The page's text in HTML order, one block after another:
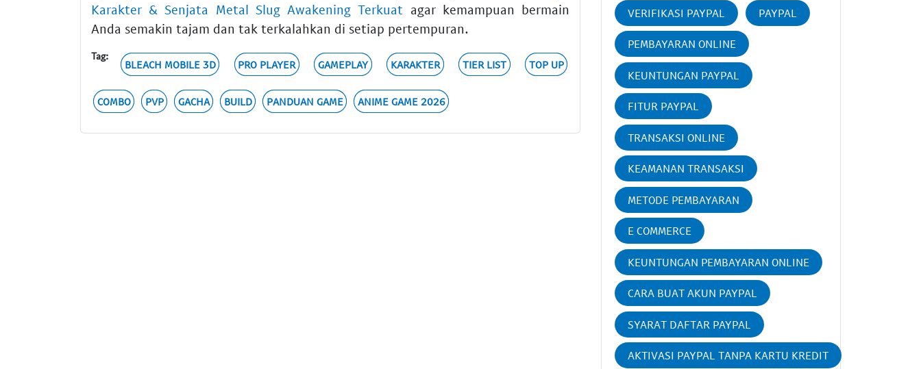
Karakter & Senjata Metal Slug Awakening Terkuat agar kemampuan bermain
Anda semakin tajam dan tak terkalahkan di setiap pertempuran.
Tag:
BLEACH MOBILE 3D PRO PLAYER GAMEPLAY KARAKTER TIER LIST TOP UP
COMBO PVP GACHA BUILD PANDUAN GAME ANIME GAME 2026
VERIFIKASI PAYPAL PAYPAL
PEMBAYARAN ONLINE
KEUNTUNGAN PAYPAL
FITUR PAYPAL
TRANSAKSI ONLINE
KEAMANAN TRANSAKSI
METODE PEMBAYARAN
E COMMERCE
KEUNTUNGAN PEMBAYARAN ONLINE
CARA BUAT AKUN PAYPAL
SYARAT DAFTAR PAYPAL
AKTIVASI PAYPAL TANPA KARTU KREDIT